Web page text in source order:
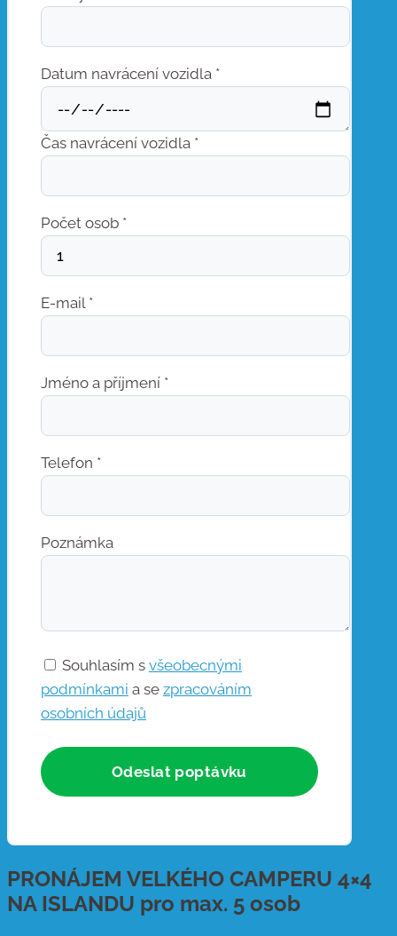
Datum navrácení vozidla *
Čas navrácení vozidla *
Počet osob *
E-mail *
Jméno a příjmení *
Telefon *
Poznámka
Souhlasím s všeobecnými
podmínkami a se zpracováním
osobních údajů
PRONÁJEM VELKÉHO CAMPERU 4×4
NA ISLANDU pro max. 5 osob